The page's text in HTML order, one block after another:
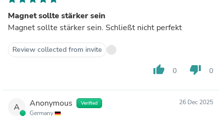
Magnet sollte stärker sein
Magnet sollte stärker sein. Schließt nicht perfekt
Review collected from invite
thumb_up 0 thumb_down 0
A Anonymous Verified
Germany
26 Dec 2025